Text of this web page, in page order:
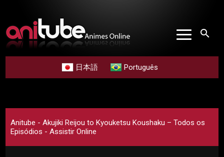
search
日本語 Português
Anitube - Akujiki Reijou to Kyouketsu Koushaku – Todos os
Episódios - Assistir Online